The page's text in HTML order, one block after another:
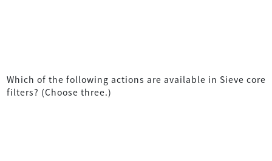
Which of the following actions are available in Sieve core
filters? (Choose three.)